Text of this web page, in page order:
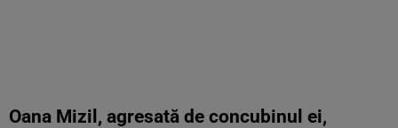
Oana Mizil, agresată de concubinul ei,